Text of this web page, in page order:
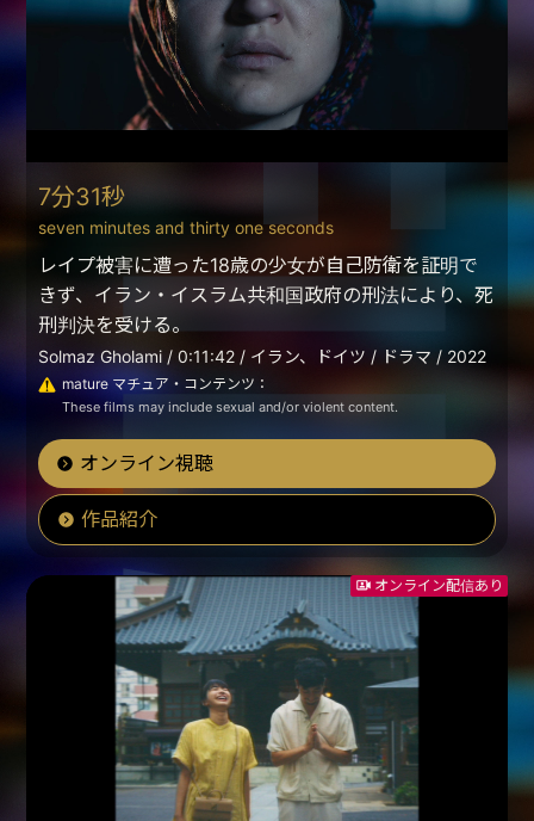
7分31秒
seven minutes and thirty one seconds
レイプ被害に遭った18歳の少女が自己防衛を証明で
きず、イラン・イスラム共和国政府の刑法により、死
刑判決を受ける。
Solmaz Gholami / 0:11:42 / イラン、ドイツ / ドラマ / 2022
mature マチュア・コンテンツ：
These films may include sexual and/or violent content.
オンライン視聴
作品紹介
オンライン配信あり